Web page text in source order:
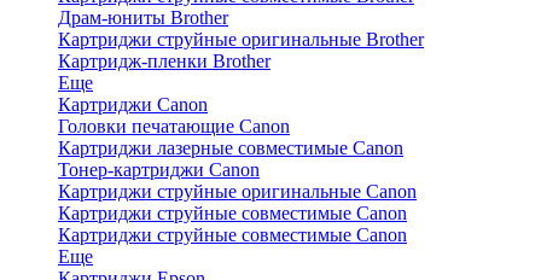
Драм-юниты Brother
Картриджи струйные оригинальные Brother
Картридж-пленки Brother
Еще
Картриджи Canon
Головки печатающие Canon
Картриджи лазерные совместимые Canon
Тонер-картриджи Canon
Картриджи струйные оригинальные Canon
Картриджи струйные совместимые Canon
Картриджи струйные совместимые Canon
Еще